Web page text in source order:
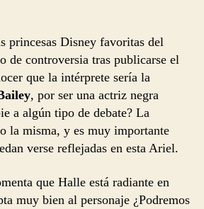
princesas Disney favoritas del
de controversia tras publicarse el
que la intérprete sería la
, por ser una actriz negra
a algún tipo de debate? La
la misma, y es muy importante
verse reflejadas en esta Ariel.
que Halle está radiante en
muy bien al personaje ¿Podremos